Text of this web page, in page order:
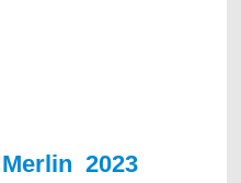
Merlin 2023